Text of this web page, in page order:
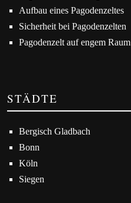
Aufbau eines Pagodenzeltes
Sicherheit bei Pagodenzelten
Pagodenzelt auf engem Raum
STÄDTE
Bergisch Gladbach
Bonn
Köln
Siegen